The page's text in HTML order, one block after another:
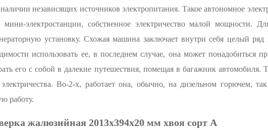
наличии независящих источников электропитания. Такое автономное
электростанции, собственное электричество малой мощности.
установку. Схожая машина заключает внутри себя целый
использовать ее, в последнем случае, она может понадобиться
его с собой в далекие путешествия, помещая в багажник
Во-2-х, работает она, обычно, на дизельном горючем,
работу.
жалюзийная 2013х394х20 мм хвоя сорт А